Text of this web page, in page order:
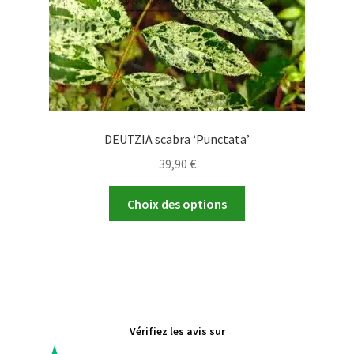
page
du
produit
DEUTZIA scabra ‘Punctata’
39,90 €
Choix des options
Vérifiez les avis sur